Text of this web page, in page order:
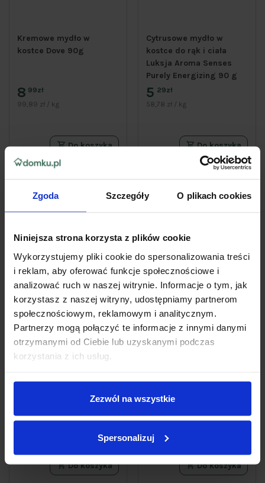
Zgoda Szczegóły O plikach cookies
Niniejsza strona korzysta z plików cookie
Wykorzystujemy pliki cookie do spersonalizowania treści
i reklam, aby oferować funkcje społecznościowe i
analizować ruch w naszej witrynie. Informacje o tym, jak
korzystasz z naszej witryny, udostępniamy partnerom
społecznościowym, reklamowym i analitycznym.
Partnerzy mogą połączyć te informacje z innymi danymi
otrzymanymi od Ciebie lub uzyskanymi podczas
korzystania z ich usług.
Zezwól na wszystkie
Spersonalizuj
Kremowe mydło w
kostce Dove 90g
8 99zł
99,89 zł / kg
Do koszyka
Cytrusowe mydło w
kostce do rąk i ciała
Luksja Aroma Senses
Purely Energizing 90 g
5 29zł
58,78 zł / kg
Do koszyka
Kremowe mydło z
mleczkiem ryżowym w
Luksja
17
Do koszyka
Pielęgnujące mydło w
Senses Purely Energizing
500 ml
9
Do koszyka